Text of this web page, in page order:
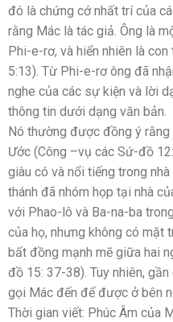
đó là chứng cớ nhất trí của
rằng Mác là tác giả. Ông là
Phi-e-rơ, và hiển nhiên là
5:13). Từ Phi-e-rơ ông đã
nghe của các sự kiện và lời
thông tin dưới dạng văn bản.
Nó thường được đồng ý rằng
Ước (Công –vụ các Sứ-đồ
giàu có và nổi tiếng trong
thánh đã nhóm họp tại nhà
với Phao-lô và Ba-na-ba
của họ, nhưng không có mặt
bất đồng mạnh mẽ giữa hai
đồ 15: 37-38). Tuy nhiên,
gọi Mác đến để được ở bên
Thời gian viết: Phúc Âm của